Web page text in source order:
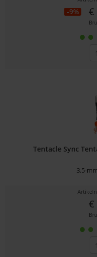
-9% €
Tentacle Sync
3,5-
€